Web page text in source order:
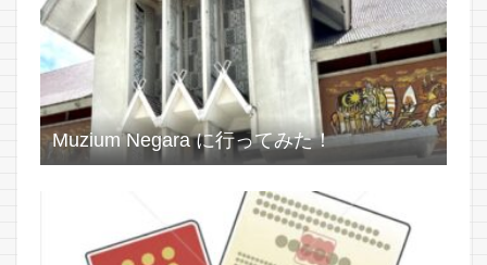
Muzium Negara に行ってみた！